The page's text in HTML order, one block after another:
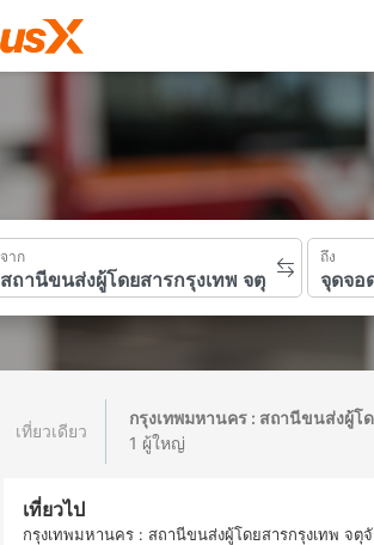
จาก ถึง
เที่ยวเดียว
กรุงเทพมหานคร : สถานีขนส่งผู้โ
1 ผู้ใหญ่
เที่ยวไป
กรุงเทพมหานคร : สถานีขนส่งผู้โดยสารกรุงเทพ จตุ